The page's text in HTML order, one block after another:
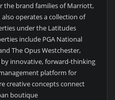
the brand families of Marriott,
operates a collection of
under the Latitudes
include PGA National
The Opus Westchester,
innovative, forward-thinking
platform for
creative concepts connect
boutique